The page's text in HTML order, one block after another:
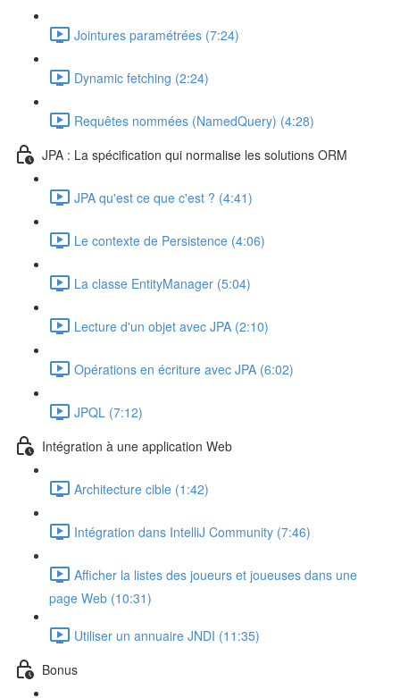
Jointures paramétrées (7:24)
Dynamic fetching (2:24)
Requêtes nommées (NamedQuery) (4:28)
JPA : La spécification qui normalise les solutions ORM
JPA qu'est ce que c'est ? (4:41)
Le contexte de Persistence (4:06)
La classe EntityManager (5:04)
Lecture d'un objet avec JPA (2:10)
Opérations en écriture avec JPA (6:02)
JPQL (7:12)
Intégration à une application Web
Architecture cible (1:42)
Intégration dans IntelliJ Community (7:46)
Afficher la listes des joueurs et joueuses dans une
page Web (10:31)
Utiliser un annuaire JNDI (11:35)
Bonus